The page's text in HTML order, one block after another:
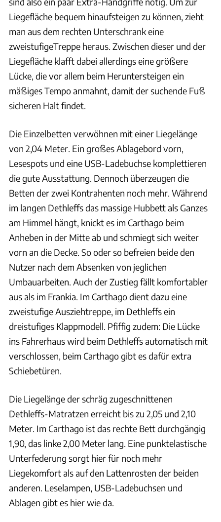
Liegefläche bequem hinaufsteigen zu können, zieht
man aus dem rechten Unterschrank eine
zweistufigeTreppe heraus. Zwischen dieser und der
Liegefläche klafft dabei allerdings eine größere
Lücke, die vor allem beim Heruntersteigen ein
mäßiges Tempo anmahnt, damit der suchende Fuß
sicheren Halt findet.
Die Einzelbetten verwöhnen mit einer Liegelänge
von 2,04 Meter. Ein großes Ablagebord vorn,
Lesespots und eine USB-Ladebuchse komplettieren
die gute Ausstattung. Dennoch überzeugen die
Betten der zwei Kontrahenten noch mehr. Während
im langen Dethleffs das massige Hubbett als Ganzes
am Himmel hängt, knickt es im Carthago beim
Anheben in der Mitte ab und schmiegt sich weiter
vorn an die Decke. So oder so befreien beide den
Nutzer nach dem Absenken von jeglichen
Umbauarbeiten. Auch der Zustieg fällt komfortabler
aus als im Frankia. Im Carthago dient dazu eine
zweistufige Ausziehtreppe, im Dethleffs ein
dreistufiges Klappmodell. Pfiffig zudem: Die Lücke
ins Fahrerhaus wird beim Dethleffs automatisch mit
verschlossen, beim Carthago gibt es dafür extra
Schiebetüren.
Die Liegelänge der schräg zugeschnittenen
Dethleffs-Matratzen erreicht bis zu 2,05 und 2,10
Meter. Im Carthago ist das rechte Bett durchgängig
1,90, das linke 2,00 Meter lang. Eine punktelastische
Unterfederung sorgt hier für noch mehr
Liegekomfort als auf den Lattenrosten der beiden
anderen. Leselampen, USB-Ladebuchsen und
Ablagen gibt es hier wie da.